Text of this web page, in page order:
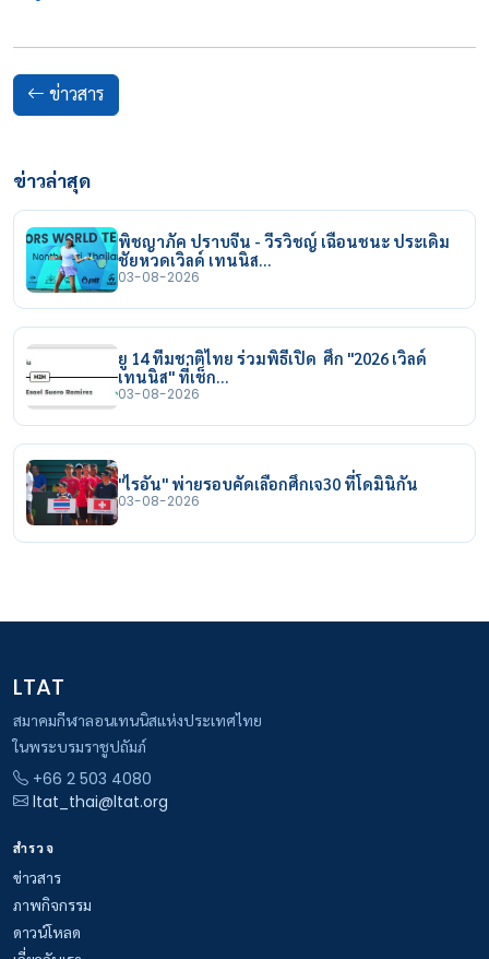
ข่าวสาร
ข่าวล่าสุด
พิชญาภัค ปราบจีน - วีรวิชญ์ เฉือนชนะ ประเดิม
ชัยหวดเวิลด์ เทนนิส…
03-08-2026
ยู 14 ทีมชาติไทย ร่วมพิธีเปิด ศึก "2026 เวิลด์
เทนนิส" ที่เช็ก…
03-08-2026
"ไรอัน" พ่ายรอบคัดเลือกศึกเจ30 ที่โดมินิกัน
03-08-2026
LTAT
สมาคมกีฬาลอนเทนนิสแห่งประเทศไทย
ในพระบรมราชูปถัมภ์
+66 2 503 4080
ltat_thai@ltat.org
สำรวจ
ข่าวสาร
ภาพกิจกรรม
ดาวน์โหลด